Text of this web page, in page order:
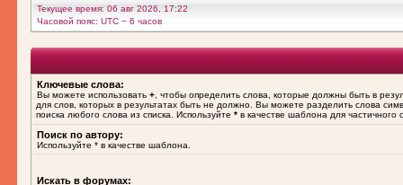
Текущее время: 06 авг 2026, 17:22
Часовой пояс: UTC − 6 часов
Ключевые слова:
Вы можете использовать + , чтобы определить слова, которые должны быть в
для слов, которых в результатах быть не должно. Вы можете разделить слова
поиска любого слова из списка. Используйте * в качестве шаблона для частичного
Поиск по автору:
Используйте * в качестве шаблона.
Искать в форумах: